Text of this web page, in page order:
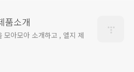
품소개
모아모아 소개하고 , 엘지 제